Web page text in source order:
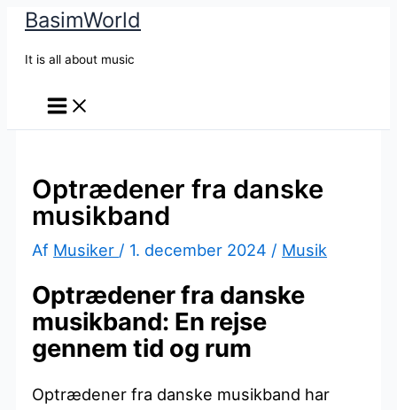
BasimWorld
It is all about music
Optrædener fra danske
musikband
Af Musiker / 1. december 2024 / Musik
Optrædener fra danske
musikband: En rejse
gennem tid og rum
Optrædener fra danske musikband har